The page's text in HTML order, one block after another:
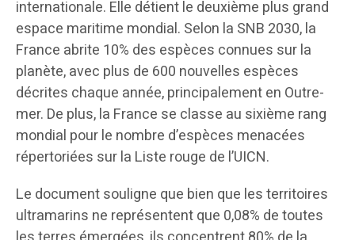
internationale. Elle détient le deuxième plus grand
espace maritime mondial. Selon la SNB 2030, la
France abrite 10% des espèces connues sur la
planète, avec plus de 600 nouvelles espèces
décrites chaque année, principalement en Outre-
mer. De plus, la France se classe au sixième rang
mondial pour le nombre d’espèces menacées
répertoriées sur la Liste rouge de l’UICN.
Le document souligne que bien que les territoires
ultramarins ne représentent que 0,08% de toutes